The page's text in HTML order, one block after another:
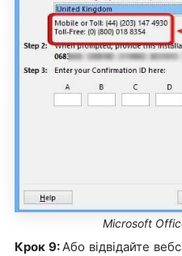
Microsoft
Крок 9: Або відвідайте